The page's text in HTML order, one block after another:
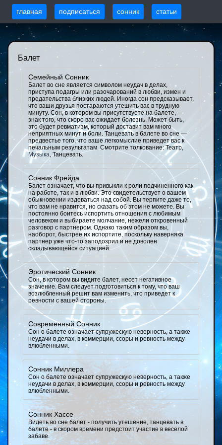
главная подписаться сонник статьи
Балет
Семейный Сонник
Балет во сне является символом неудач в делах,
приступа подагры или разочарований в любви, измен и
предательства близких людей. Иногда сон предсказывает,
что ваши друзья постараются утешить вас в трудную
минуту. Сон, в котором вы присутствуете на балете, —
знак того, что скоро вас ожидает болезнь. Может быть,
это будет ревматизм, который доставит вам много
неприятных минут и боли. Танцевать в балете во сне —
предвестье того, что ваше легкомыслие приведет вас к
печальным результатам. Смотрите толкование: Театр,
Музыка, Танцевать.
Сонник Фрейда
Балет означает, что вы привыкли к роли подчиненного как
на работе, так и в любви. Это свидетельствует о вашем
обыкновении издеваться над собой. Вы терпите даже то,
что вам не нравится, но сказать об этом не можете. Вы
постоянно боитесь испортить отношения с любимым
человеком и выбираете молчание, нежели откровенный
разговор с партнером. Однако таким образом вы,
наоборот, быстрее их испортите, поскольку наверняка
партнер уже что-то заподозрил и не доволен
складывающейся ситуацией.
Эротический Сонник
Сон, в котором вы видите балет, несет негативное
значение. Вам следует подготовиться к тому, что ваш
возлюбленный решит вам изменить, что приведет к
ревности с вашей стороны.
Современный Сонник
Сон о балете означает супружескую неверность, а также
неудачи в делах, в коммерции, ссоры и ревность между
влюбленными.
Сонник Миллера
Сон о балете означает супружескую неверность, а также
неудачи в делах, в коммерции, ссоры и ревность между
влюбленными.
Сонник Хассе
Видеть во сне балет - получить утешение, танцевать в
балете - в скором времени предстоит участие в веселой
забаве.